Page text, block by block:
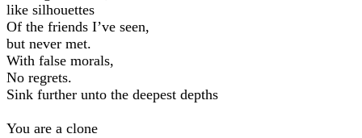
like silhouettes
Of the friends I’ve seen,
but never met.
With false morals,
No regrets.
Sink further unto the deepest depths
You are a clone